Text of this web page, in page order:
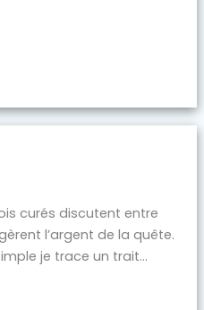
curés discutent entre
l’argent de la quête.
je trace un trait...